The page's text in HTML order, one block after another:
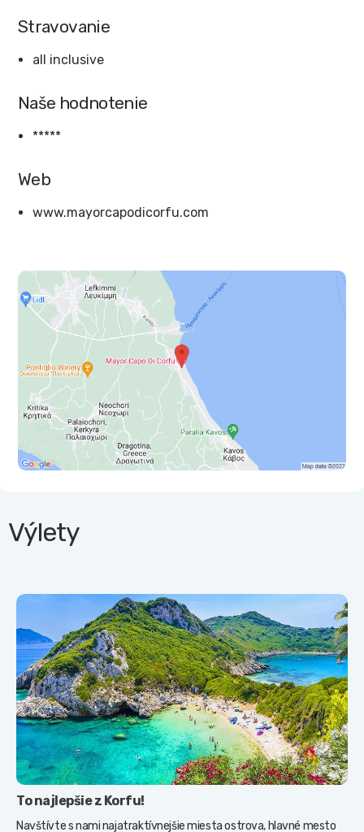
Stravovanie
all inclusive
Naše hodnotenie
*****
Web
www.mayorcapodicorfu.com
Výlety
To najlepšie z Korfu!
Navštívte s nami najatraktívnejšie miesta ostrova, hlavné mesto